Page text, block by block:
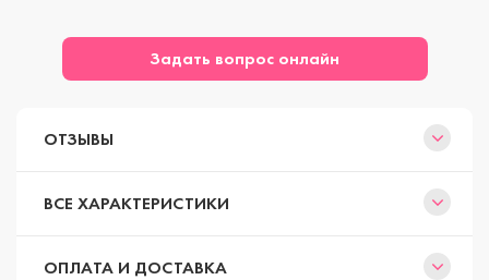
Задать вопрос онлайн
ОТЗЫВЫ
ВСЕ ХАРАКТЕРИСТИКИ
ОПЛАТА И ДОСТАВКА